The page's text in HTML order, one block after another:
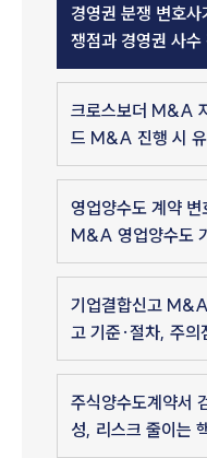
경영권 분쟁 변호
쟁점과 경영권 사수
크로스보더 M&A
드 M&A 진행 시
영업양수도 계약
M&A 영업양수도
기업결합신고
고 기준·절차, 주의
주식양수도계약서
성, 리스크 줄이는